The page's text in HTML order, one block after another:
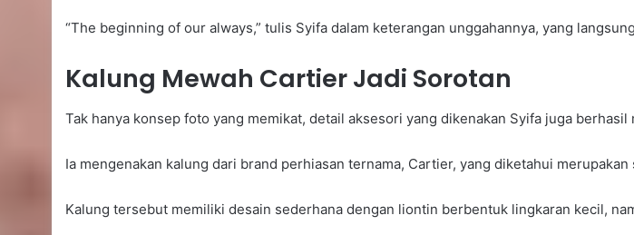
“The beginning of our always,” tulis Syifa dalam keterangan unggahannya, yang
Kalung Mewah Cartier Jadi Sorotan
Tak hanya konsep foto yang memikat, detail aksesori yang dikenakan Syifa juga
Ia mengenakan kalung dari brand perhiasan ternama, Cartier, yang diketahui
Kalung tersebut memiliki desain sederhana dengan liontin berbentuk lingkaran kecil,